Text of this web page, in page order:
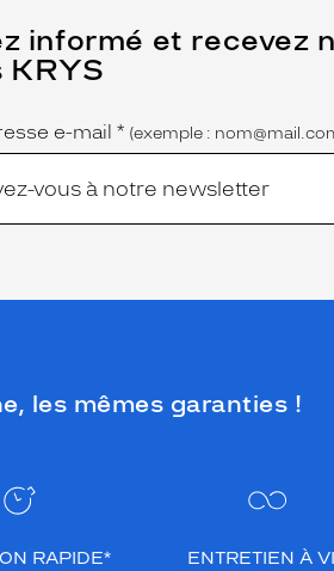
informé et recevez
KRYS
e-mail * (exemple :
les mêmes garanties !
RAPIDE* ENTRETIEN À